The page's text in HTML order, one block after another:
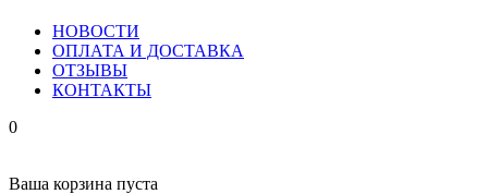
НОВОСТИ
ОПЛАТА И ДОСТАВКА
ОТЗЫВЫ
КОНТАКТЫ
0
Ваша корзина пуста